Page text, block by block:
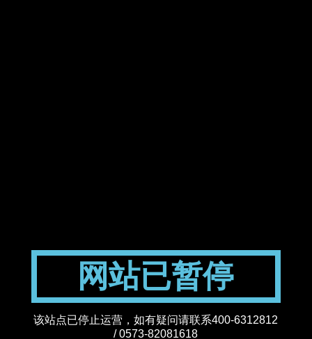
网站已暂停
该站点已停止运营，如有疑问请联系400-6312812
/ 0573-82081618